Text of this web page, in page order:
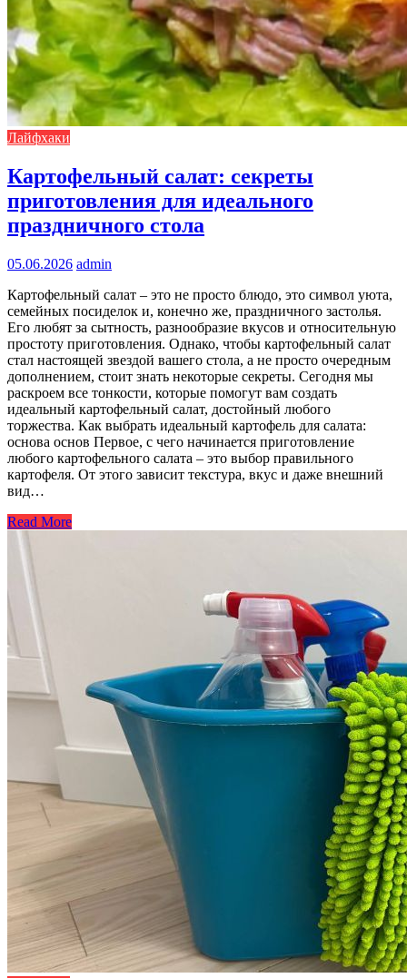
Лайфхаки
Картофельный салат: секреты
приготовления для идеального
праздничного стола
05.06.2026 admin
Картофельный салат – это не просто блюдо, это символ уюта,
семейных посиделок и, конечно же, праздничного застолья.
Его любят за сытность, разнообразие вкусов и относительную
простоту приготовления. Однако, чтобы картофельный салат
стал настоящей звездой вашего стола, а не просто очередным
дополнением, стоит знать некоторые секреты. Сегодня мы
раскроем все тонкости, которые помогут вам создать
идеальный картофельный салат, достойный любого
торжества. Как выбрать идеальный картофель для салата:
основа основ Первое, с чего начинается приготовление
любого картофельного салата – это выбор правильного
картофеля. От этого зависит текстура, вкус и даже внешний
вид…
Read More